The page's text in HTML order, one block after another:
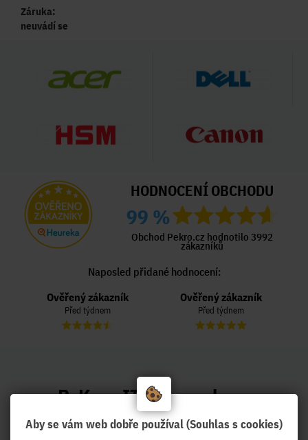
Záruka:
neuvádí se
HODNOCENÍ OBCHODU
99 %
Obchod Pekro.cz hodnotilo 3992
zákazníků
Naposled přidané hodnocení:
Ověřený zákazník
Před týdnem
Ověřený zákazník
Před týdnem
PeKro - IT eshop, ale se
službami !
Aby se vám web dobře používal (Souhlas s cookies)